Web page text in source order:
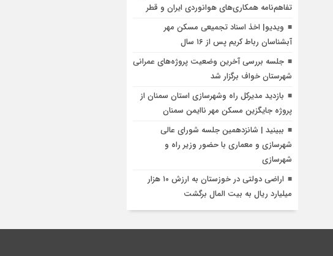
تفاهم‌نامه همکاری‌های هوانوردی ایران و قطر
ویدیو| اخذ اسناد تجمیعی مسکن مهر
آبشناسان رباط کریم پس از ۱۶ سال
جلسه بررسی آخرین وضعیت پروژه‌های عمرانی
شهرستان خواف برگزار شد
بازدید مدیرکل راه وشهرسازی استان سمنان از
پروژه جایگزین مسکن مهر ناایمن سمنان
ببینید | شانزدهمین جلسه شورای عالی
شهرسازی و معماری با حضور وزیر راه و
شهرسازی
اراضی دولتی در خوزستان به ارزش ۱۰ هزار
میلیارد ریال به بیت المال برگشت